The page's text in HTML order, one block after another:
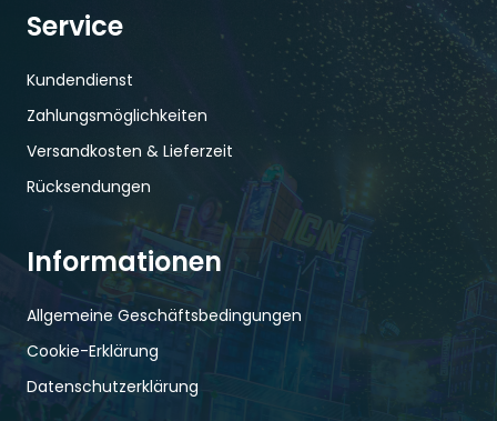
Service
Kundendienst
Zahlungsmöglichkeiten
Versandkosten & Lieferzeit
Rücksendungen
Informationen
Allgemeine Geschäftsbedingungen
Cookie-Erklärung
Datenschutzerklärung